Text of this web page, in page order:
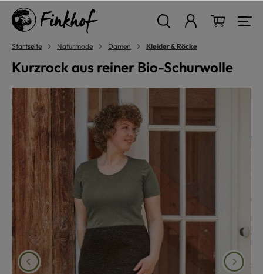
springen
Startseite Naturmode Damen Kleider & Röcke
Kurzrock aus reiner Bio-Schurwolle
Bildergalerie überspringen